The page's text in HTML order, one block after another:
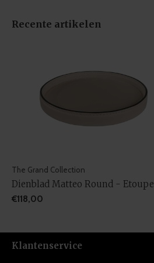
Recente artikelen
The Grand Collection
Dienblad Matteo Round - Etoupe
€118,00
Klantenservice